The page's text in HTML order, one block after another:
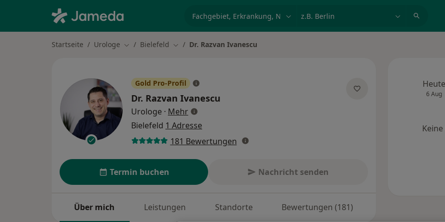
Startseite Urologe Stadt ändern
Bielefeld Stadt ändern
Dr. Razvan Ivanescu
Gold Pro-Profil
Dr. Razvan Ivanescu
Urologe · Mehrüber Spezialisierungen
Bielefeld 1 Adresse
181 Bewertungen
Termin buchen Nachricht senden
Über mich Leistungen Standorte Bewertungen (181)
Heute
6 Aug